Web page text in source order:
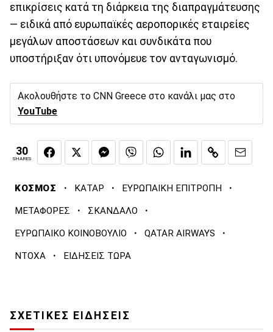
επικρίσεις κατά τη διάρκεια της διαπραγμάτευσης
— ειδικά από ευρωπαϊκές αεροπορικές εταιρείες
μεγάλων αποστάσεων και συνδικάτα που
υποστήριξαν ότι υπονόμευε τον ανταγωνισμό.
Ακολουθήστε το CNN Greece στο κανάλι μας στο
YouTube
30
SHARES
ΚΟΣΜΟΣ · ΚΑΤΑΡ · ΕΥΡΩΠΑΙΚΗ ΕΠΙΤΡΟΠΗ ·
ΜΕΤΑΦΟΡΕΣ · ΣΚΑΝΔΑΛΟ ·
ΕΥΡΩΠΑΙΚΟ ΚΟΙΝΟΒΟΥΛΙΟ · QATAR AIRWAYS ·
ΝΤΟΧΑ · ΕΙΔΗΣΕΙΣ ΤΩΡΑ
ΣΧΕΤΙΚΕΣ ΕΙΔΗΣΕΙΣ